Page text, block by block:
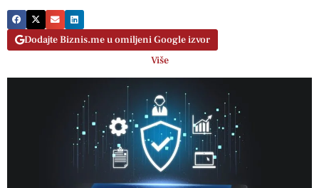
Dodajte Biznis.me u omiljeni Google izvor
Više